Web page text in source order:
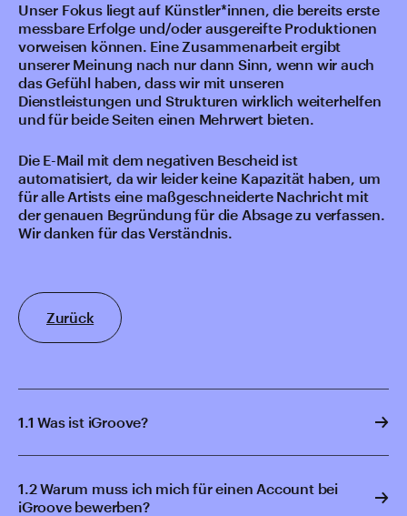
Unser Fokus liegt auf Künstler*innen, die bereits erste
messbare Erfolge und/oder ausgereifte Produktionen
vorweisen können. Eine Zusammenarbeit ergibt
unserer Meinung nach nur dann Sinn, wenn wir auch
das Gefühl haben, dass wir mit unseren
Dienstleistungen und Strukturen wirklich weiterhelfen
und für beide Seiten einen Mehrwert bieten.
Die E-Mail mit dem negativen Bescheid ist
automatisiert, da wir leider keine Kapazität haben, um
für alle Artists eine maßgeschneiderte Nachricht mit
der genauen Begründung für die Absage zu verfassen.
Wir danken für das Verständnis.
Zurück
1.1 Was ist iGroove?
1.2 Warum muss ich mich für einen Account bei
iGroove bewerben?